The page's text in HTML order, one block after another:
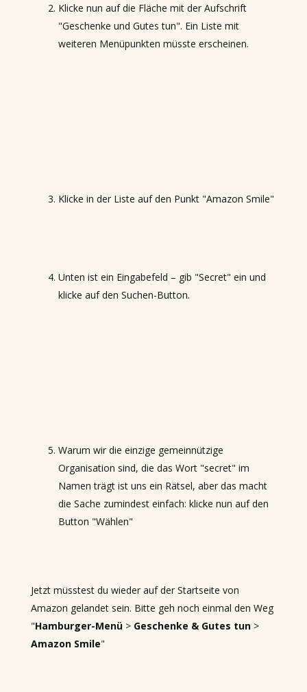
Klicke nun auf die Fläche mit der Aufschrift
"Geschenke und Gutes tun". Ein Liste mit
weiteren Menüpunkten müsste erscheinen.
Klicke in der Liste auf den Punkt "Amazon Smile"
Unten ist ein Eingabefeld – gib "Secret" ein und
klicke auf den Suchen-Button.
Warum wir die einzige gemeinnützige
Organisation sind, die das Wort "secret" im
Namen trägt ist uns ein Rätsel, aber das macht
die Sache zumindest einfach: klicke nun auf den
Button "Wählen"
Jetzt müsstest du wieder auf der Startseite von
Amazon gelandet sein. Bitte geh noch einmal den Weg
"Hamburger-Menü> Geschenke & Gutes tun>
Amazon Smile"